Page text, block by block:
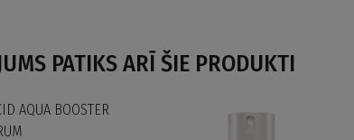
PATIKS ARĪ ŠIE PRODUKTI